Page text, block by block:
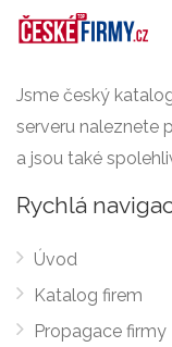
Jsme český
serveru naleznete
a jsou také
Rychlá
Úvod
Katalog firem
Propagace firmy